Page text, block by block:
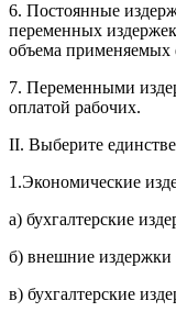
6. Постоянные
переменных
объема применяемых
7. Переменными
оплатой рабочих.
II. Выберите
1.Экономические
а) бухгалтерские
б) внешние издержки
в) бухгалтерские